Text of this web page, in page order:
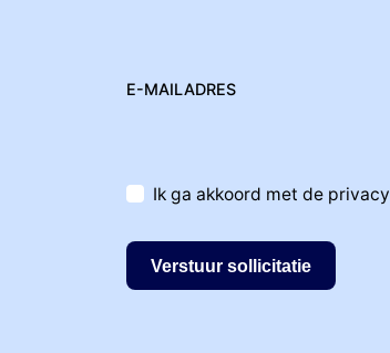
E-MAILADRES
Ik ga akkoord met de
Verstuur sollicitatie